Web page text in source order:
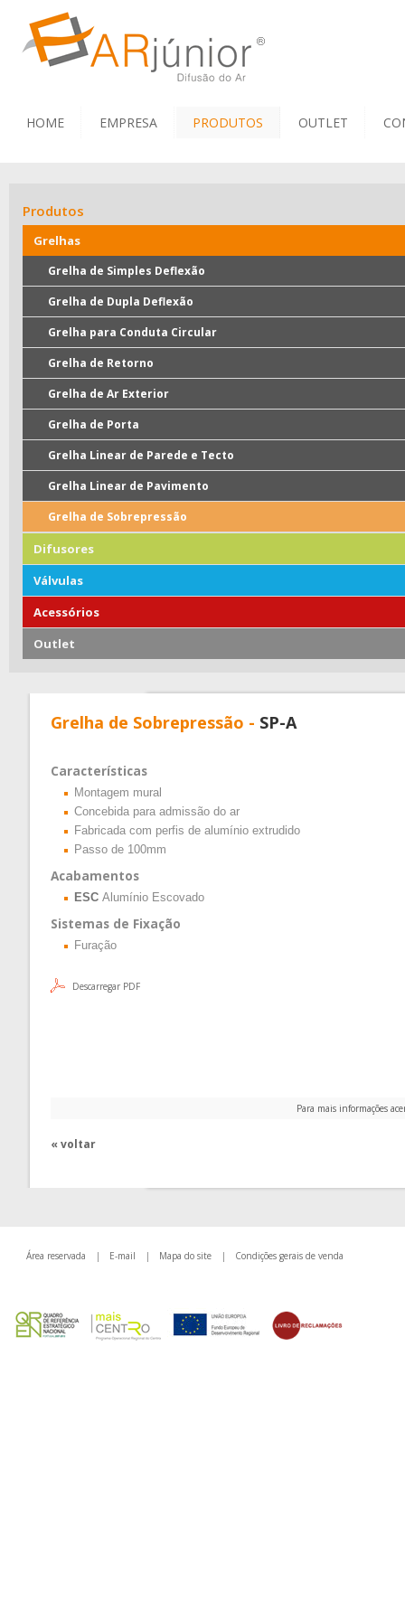
HOME EMPRESA PRODUTOS OUTLET
Produtos
Grelhas
Grelha de Simples Deflexão
Grelha de Dupla Deflexão
Grelha para Conduta Circular
Grelha de Retorno
Grelha de Ar Exterior
Grelha de Porta
Grelha Linear de Parede e Tecto
Grelha Linear de Pavimento
Grelha de Sobrepressão
Difusores
Válvulas
Acessórios
Outlet
Grelha de Sobrepressão - SP-A
Características
Montagem mural
Concebida para admissão do ar
Fabricada com perfis de alumínio extrudido
Passo de 100mm
Acabamentos
ESC Alumínio Escovado
Sistemas de Fixação
Furação
Descarregar PDF
Para mais informações
« voltar
Área reservada | E-mail | Mapa do site | Condições gerais de venda